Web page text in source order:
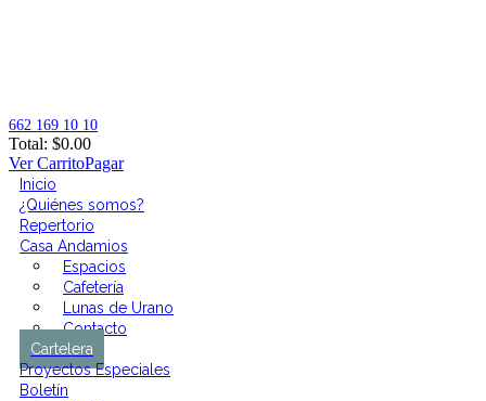
662 169 10 10
Total: $0.00
Ver CarritoPagar
Inicio
¿Quiénes somos?
Repertorio
Casa Andamios
Espacios
Cafetería
Lunas de Urano
Contacto
Cartelera
Proyectos Especiales
Boletín